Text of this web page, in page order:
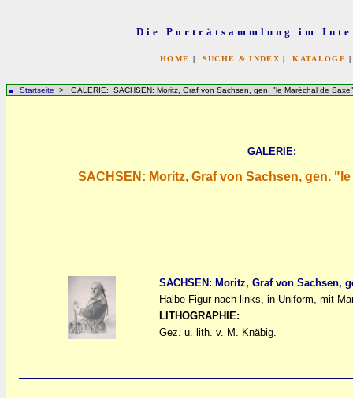
Die Porträtsammlung im
HOME | SUCHE & INDEX |KATALOGE
Startseite > GALERIE: SACHSEN: Moritz, Graf von Sachsen, gen. "le Maréchal de Saxe"
GALERIE:
SACHSEN: Moritz, Graf von Sachsen, gen.
SACHSEN: Moritz, Graf von Sachsen,
Halbe Figur nach links, in Uniform, mit
LITHOGRAPHIE:
Gez. u. lith. v. M. Knäbig.